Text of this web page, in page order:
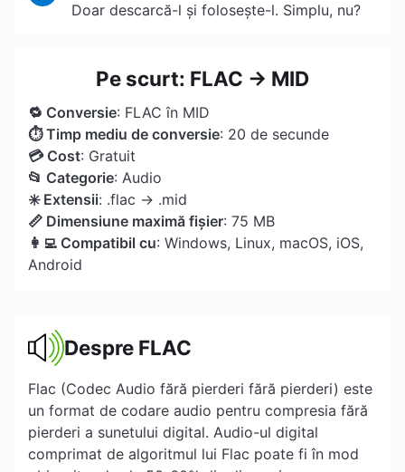
Doar descarcă-l și folosește-l. Simplu, nu?
Pe scurt: FLAC → MID
🔁 Conversie: FLAC în MID
⏱ Timp mediu de conversie: 20 de secunde
💳 Cost: Gratuit
📂 Categorie: Audio
✳️ Extensii: .flac → .mid
📏 Dimensiune maximă fișier: 75 MB
👩‍💻 Compatibil cu: Windows, Linux, macOS, iOS,
Android
Despre FLAC
Flac (Codec Audio fără pierderi fără pierderi) este
un format de codare audio pentru compresia fără
pierderi a sunetului digital. Audio-ul digital
comprimat de algoritmul lui Flac poate fi în mod